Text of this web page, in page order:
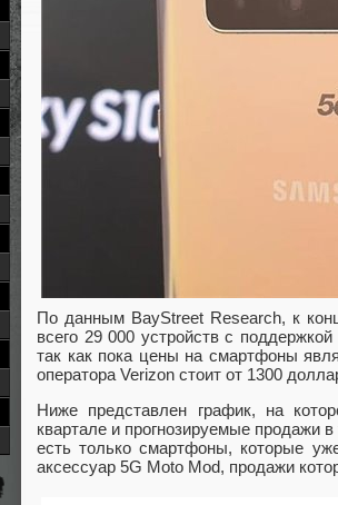
По данным BayStreet Research, к
всего 29 000 устройств с
так как пока цены на смартфоны
оператора Verizon стоит от 1300
Ниже представлен график, на
квартале и прогнозируемые продажи
есть только смартфоны, которые
аксессуар 5G Moto Mod, продажи